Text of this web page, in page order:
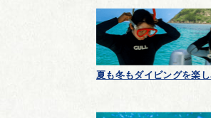
夏も冬もダイビングを楽